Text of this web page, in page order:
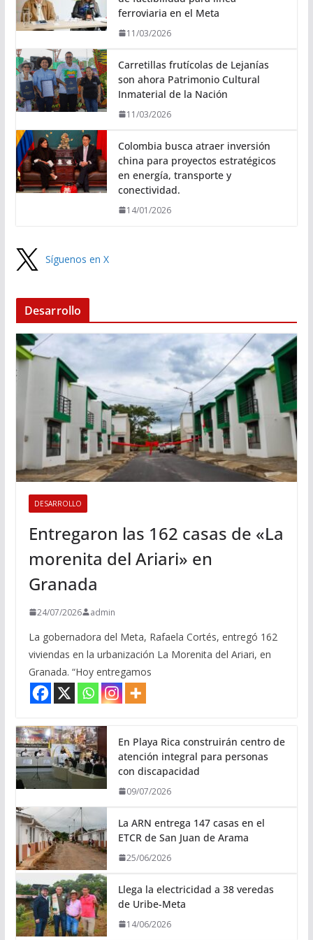
ferroviaria en el Meta
11/03/2026
Carretillas frutícolas de Lejanías
son ahora Patrimonio Cultural
Inmaterial de la Nación
11/03/2026
Colombia busca atraer inversión
china para proyectos estratégicos
en energía, transporte y
conectividad.
14/01/2026
Síguenos en X
Desarrollo
DESARROLLO
Entregaron las 162 casas de «La
morenita del Ariari» en
Granada
24/07/2026 admin
La gobernadora del Meta, Rafaela Cortés, entregó 162
viviendas en la urbanización La Morenita del Ariari, en
Granada. “Hoy entregamos
En Playa Rica construirán centro de
atención integral para personas
con discapacidad
09/07/2026
La ARN entrega 147 casas en el
ETCR de San Juan de Arama
25/06/2026
Llega la electricidad a 38 veredas
de Uribe-Meta
14/06/2026